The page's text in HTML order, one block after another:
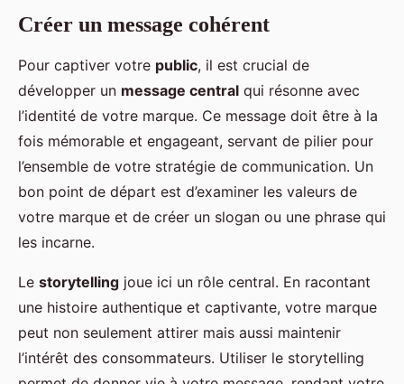
Créer un message cohérent
Pour captiver votre public, il est crucial de
développer un message central qui résonne avec
l’identité de votre marque. Ce message doit être à la
fois mémorable et engageant, servant de pilier pour
l’ensemble de votre stratégie de communication. Un
bon point de départ est d’examiner les valeurs de
votre marque et de créer un slogan ou une phrase qui
les incarne.
Le storytelling joue ici un rôle central. En racontant
une histoire authentique et captivante, votre marque
peut non seulement attirer mais aussi maintenir
l’intérêt des consommateurs. Utiliser le storytelling